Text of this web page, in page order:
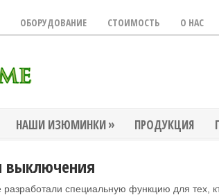
ОБОРУДОВАНИЕ СТОИМОСТЬ О НАС
НАШИ ИЗЮМИНКИ» ПРОДУКЦИЯ
выключения
специальную функцию для тех,